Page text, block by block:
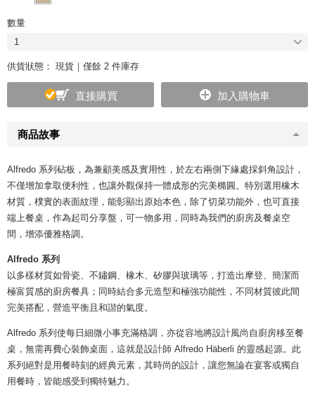
商品故事
Alfredo 系列砧板，為兼顧美感及實用性，於左右兩側下緣處採斜角設計，
不僅增加拿取便利性，也讓外觀保持一體成形的完美橢圓。特別選用橡木
材質，樸實的表面紋理，能彰顯出原始本色，除了切菜功能外，也可直接
端上餐桌，作為起司分享盤，可一物多用，同時為我們的廚房及餐桌空
間，增添優雅格調。
Alfredo 系列
以多樣材質如骨瓷、不鏽鋼、橡木、矽膠與玻璃等，打造出摩登、簡潔而
極富質感的廚房餐具；同時結合多元造型和極強功能性，不同材質彼此間
完美搭配，營造平衡且和諧的氣度。
Alfredo 系列使每日細微小事充滿格調，亦從容地將設計風尚自廚房移至餐
桌，無需再費心裝飾桌面，這就是設計師 Alfredo Häberli 的靈感起源。此
系列絕對是用餐時刻的經典元素，其時尚的設計，讓您無論在宴客或獨自
用餐時，皆能感受到獨特魅力。
數量
1
供貨狀態： 現貨｜僅餘 2 件庫存
直接購買 加入購物車